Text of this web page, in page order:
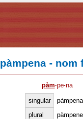
pàmpena - nom
pàm·pe·na
singular
pàmpena
plural